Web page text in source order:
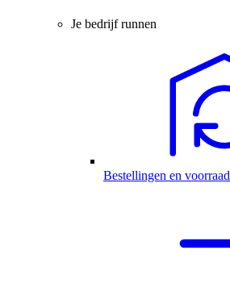
Je bedrijf runnen
Bestellingen en voorraad